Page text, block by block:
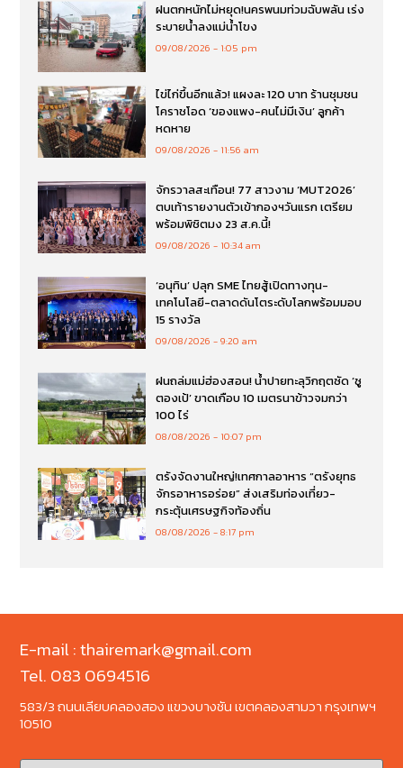
ฝนตกหนักไม่หยุด!นครพนมท่วมฉับพลัน เร่ง
ระบายน้ำลงแม่น้ำโขง
09/08/2026 1:05 pm
ไข่ไก่ขึ้นอีกแล้ว! แผงละ 120 บาท ร้านชุมชน
โคราชโอด ‘ของแพง-คนไม่มีเงิน’ ลูกค้า
หดหาย
09/08/2026 11:56 am
จักรวาลสะเทือน! 77 สาวงาม ‘MUT2026’
ตบเท้ารายงานตัวเข้ากองฯวันแรก เตรียม
พร้อมพิชิตมง 23 ส.ค.นี้!
09/08/2026 10:34 am
‘อนุทิน’ ปลุก SME ไทยสู้เปิดทางทุน-
เทคโนโลยี-ตลาดดันโตระดับโลกพร้อมมอบ
15 รางวัล
09/08/2026 9:20 am
ฝนถล่มแม่ฮ่องสอน! น้ำปายทะลุวิกฤตซัด ‘ซู
ตองเป้’ ขาดเกือบ 10 เมตรนาข้าวจมกว่า
100 ไร่
08/08/2026 10:07 pm
ตรังจัดงานใหญ่!เทศกาลอาหาร “ตรังยุทธ
จักรอาหารอร่อย” ส่งเสริมท่องเที่ยว-
กระตุ้นเศรษฐกิจท้องถิ่น
08/08/2026 8:17 pm
E-mail : thairemark@gmail.com
Tel. 083 0694516
583/3 ถนนเลียบคลองสอง แขวงบางชัน เขตคลองสามวา กรุงเทพฯ
10510